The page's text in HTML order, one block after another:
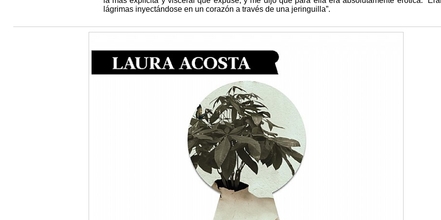
lágrimas inyectándose en un corazón a través de una jeringuilla”.